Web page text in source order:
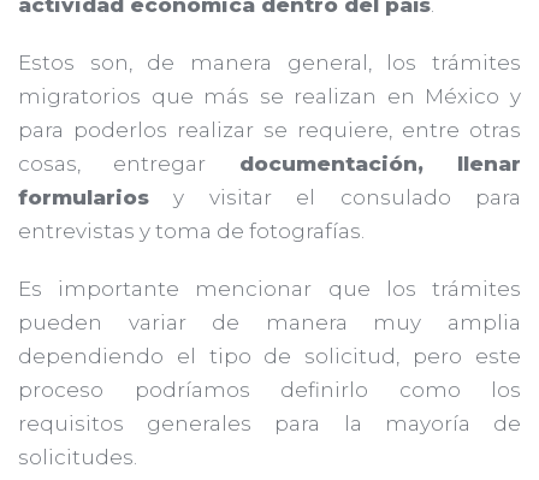
actividad económica dentro del país.
Estos son, de manera general, los trámites
migratorios que más se realizan en México y
para poderlos realizar se requiere, entre otras
cosas, entregar documentación, llenar
formularios y visitar el consulado para
entrevistas y toma de fotografías.
Es importante mencionar que los trámites
pueden variar de manera muy amplia
dependiendo el tipo de solicitud, pero este
proceso podríamos definirlo como los
requisitos generales para la mayoría de
solicitudes.